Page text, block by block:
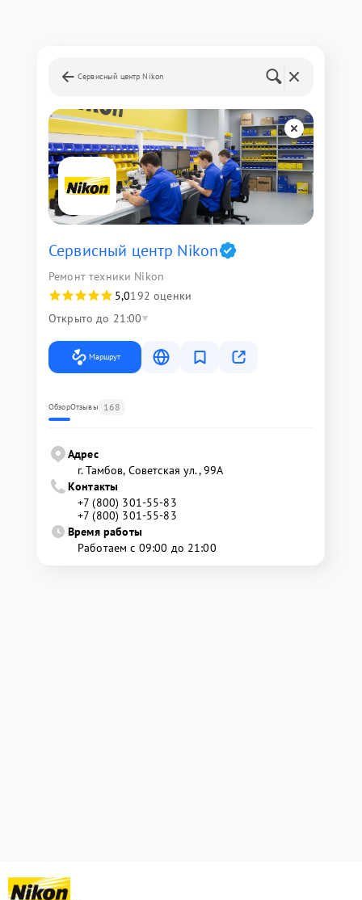
Сервисный центр Nikon
Сервисный центр Nikon
Ремонт техники Nikon
5,0192 оценки
Открыто до 21:00
Маршрут
ОбзорОтзывы 168
Адрес
г. Тамбов, Советская ул., 99А
Контакты
+7 (800) 301-55-83
+7 (800) 301-55-83
Время работы
Работаем с 09:00 до 21:00